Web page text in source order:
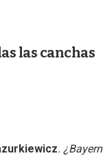
las canchas
. ¿Bayern